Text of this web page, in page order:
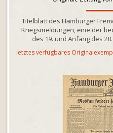
Titelblatt des Hamburger
Kriegsmeldungen, eine der
des 19. und Anfang des
letztes verfügbares